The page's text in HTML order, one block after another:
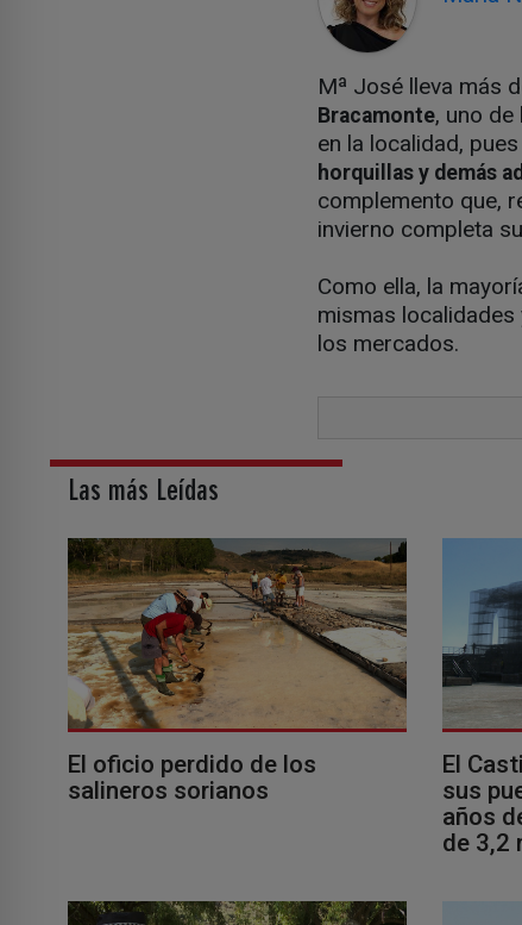
Mª José lleva más
Bracamonte, uno
en la localidad,
horquillas y demás
complemento que,
invierno completa
Como ella, la
mismas localidades
los mercados.
Las más Leídas
El oficio perdido de los
salineros sorianos
El
sus
años
de 3,2